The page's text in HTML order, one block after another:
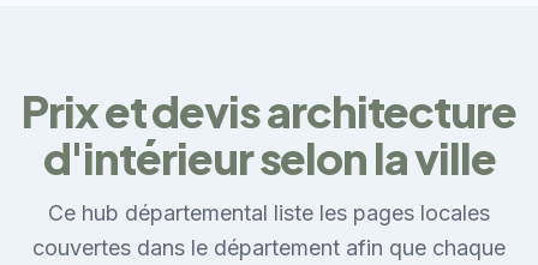
Prix et devis architecture
d'intérieur selon la ville
Ce hub départemental liste les pages locales
couvertes dans le département afin que chaque